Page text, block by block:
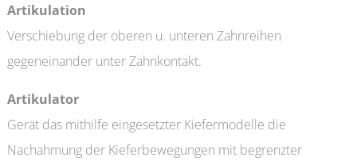
Artikulation
Verschiebung der oberen u. unteren Zahnreihen
gegeneinander unter Zahnkontakt.
Artikulator
Gerät das mithilfe eingesetzter Kiefermodelle die
Nachahmung der Kieferbewegungen mit begrenzter